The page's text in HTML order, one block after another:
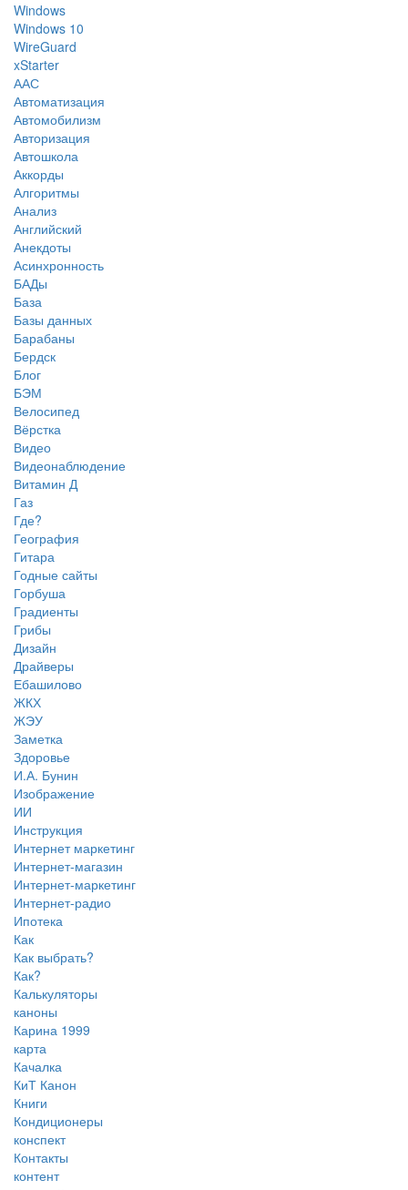
Windows
Windows 10
WireGuard
xStarter
ААС
Автоматизация
Автомобилизм
Авторизация
Автошкола
Аккорды
Алгоритмы
Анализ
Английский
Анекдоты
Асинхронность
БАДы
База
Базы данных
Барабаны
Бердск
Блог
БЭМ
Велосипед
Вёрстка
Видео
Видеонаблюдение
Витамин Д
Газ
Где?
География
Гитара
Годные сайты
Горбуша
Градиенты
Грибы
Дизайн
Драйверы
Ебашилово
ЖКХ
ЖЭУ
Заметка
Здоровье
И.А. Бунин
Изображение
ИИ
Инструкция
Интернет маркетинг
Интернет-магазин
Интернет-маркетинг
Интернет-радио
Ипотека
Как
Как выбрать?
Как?
Калькуляторы
каноны
Карина 1999
карта
Качалка
КиТ Канон
Книги
Кондиционеры
конспект
Контакты
контент